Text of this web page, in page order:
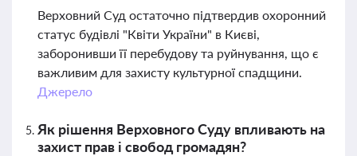
Верховний Суд остаточно підтвердив охоронний
статус будівлі "Квіти України" в Києві,
заборонивши її перебудову та руйнування, що є
важливим для захисту культурної спадщини.
Джерело
Як рішення Верховного Суду впливають на
захист прав і свобод громадян?